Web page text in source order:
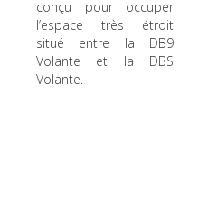
conçu pour occuper
l’espace très étroit
situé entre la DB9
Volante et la DBS
Volante.